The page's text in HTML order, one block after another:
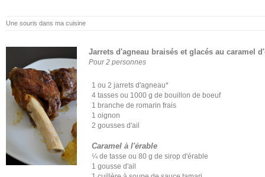
Une souris dans ma cuisine
Jarrets d'agneau braisés et glacés au caramel
Pour 2 personnes
1 ou 2 jarrets d'agneau*
4 tasses ou 1000 g de bouillon de boeuf
1 branche de romarin frais
1 oignon
2 gousses d'ail
Caramel à l'érable
¼ de tasse ou 80 g de sirop d'érable
1 gousse d'ail